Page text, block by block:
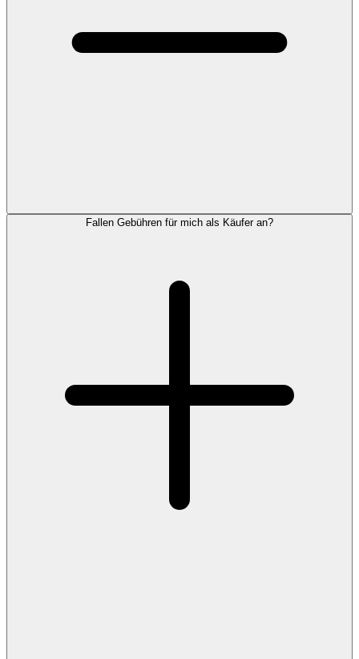
Fallen Gebühren für mich als Käufer an?